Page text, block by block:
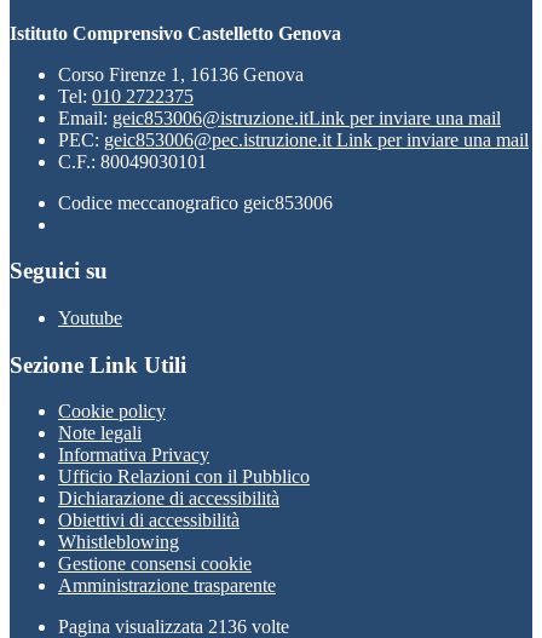
Istituto Comprensivo Castelletto Genova
Corso Firenze 1, 16136 Genova
Tel: 010 2722375
Email: geic853006@istruzione.itLink per inviare una mail
PEC: geic853006@pec.istruzione.it Link per inviare una mail
C.F.: 80049030101
Codice meccanografico geic853006
Seguici su
Youtube
Sezione Link Utili
Cookie policy
Note legali
Informativa Privacy
Ufficio Relazioni con il Pubblico
Dichiarazione di accessibilità
Obiettivi di accessibilità
Whistleblowing
Gestione consensi cookie
Amministrazione trasparente
Pagina visualizzata 2136 volte